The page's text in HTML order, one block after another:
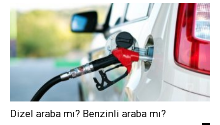
Dizel araba mı? Benzinli araba mı?